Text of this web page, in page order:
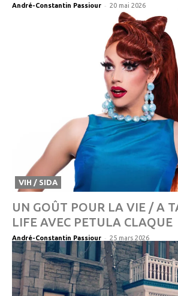
André-Constantin Passiour - 20 mai 2026
VIH / SIDA
UN GOÛT POUR LA VIE / A
LIFE AVEC PETULA CLAQUE
André-Constantin Passiour - 25 mars 2026